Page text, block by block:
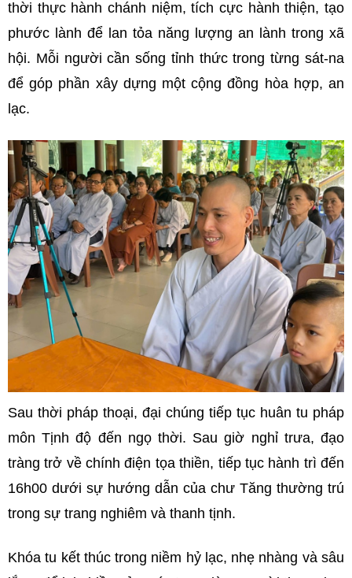
thời thực hành chánh niệm, tích cực hành thiện, tạo
phước lành để lan tỏa năng lượng an lành trong xã
hội. Mỗi người cần sống tỉnh thức trong từng sát-na
để góp phần xây dựng một cộng đồng hòa hợp, an
lạc.
Sau thời pháp thoại, đại chúng tiếp tục huân tu pháp
môn Tịnh độ đến ngọ thời. Sau giờ nghỉ trưa, đạo
tràng trở về chính điện tọa thiền, tiếp tục hành trì đến
16h00 dưới sự hướng dẫn của chư Tăng thường trú
trong sự trang nghiêm và thanh tịnh.
Khóa tu kết thúc trong niềm hỷ lạc, nhẹ nhàng và sâu